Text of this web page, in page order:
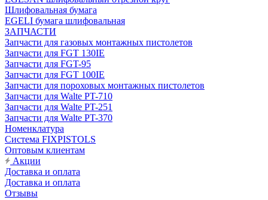
Шлифовальная бумага
EGELI бумага шлифовальная
ЗАПЧАСТИ
Запчасти для газовых монтажных пистолетов
Запчасти для FGT 130IE
Запчасти для FGT-95
Запчасти для FGT 100IE
Запчасти для пороховых монтажных пистолетов
Запчасти для Walte PT-710
Запчасти для Walte PT-251
Запчасти для Walte PT-370
Номенклатура
Система FIXPISTOLS
Оптовым клиентам
Акции
Доставка и оплата
Доставка и оплата
Отзывы